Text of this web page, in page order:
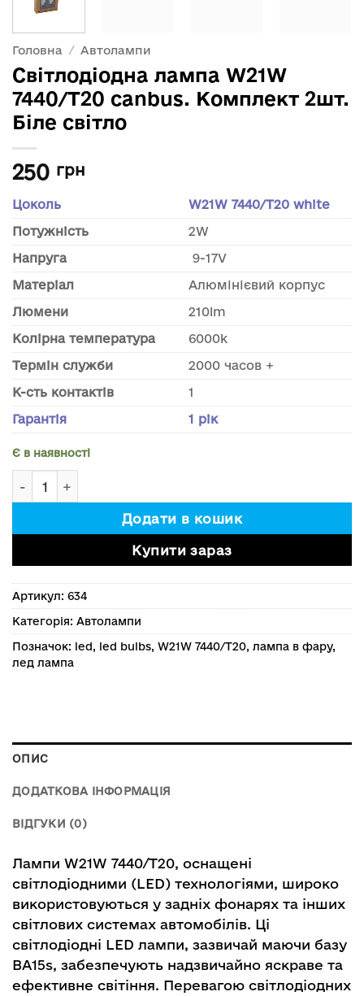
Головна / Автолампи
Світлодіодна лампа W21W
7440/T20 canbus. Комплект 2шт.
Біле світло
250 грн
Цоколь
W21W 7440/T20 white
Потужність
2W
Напруга
9-17V
Матеріал
Алюмінієвий корпус
Люмени
210lm
Колірна температура
6000k
Термін служби
2000 часов +
К-сть контактів
1
Гарантія
1 рік
Є в наявності
Додати в кошик
Купити зараз
Артикул: 634
Категорія: Автолампи
Позначок: led, led bulbs, W21W 7440/T20, лампа в фару,
лед лампа
ОПИС
ДОДАТКОВА ІНФОРМАЦІЯ
ВІДГУКИ (0)
Лампи W21W 7440/T20, оснащені
світлодіодними (LED) технологіями, широко
використовуються у задніх фонарях та інших
світлових системах автомобілів. Ці
світлодіодні LED лампи, зазвичай маючи базу
BA15s, забезпечують надзвичайно яскраве та
ефективне світіння. Перевагою світлодіодних